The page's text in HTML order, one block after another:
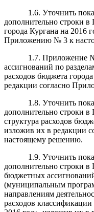
1.6. Уточнить
дополнительно строки
города Кургана на 2016
Приложению № 3 к
1.7. Приложение
ассигнований по
расходов бюджета
редакции согласно
1.8. Уточнить
дополнительно строки
структура расходов
изложив их в редакции
настоящему решению.
1.9. Уточнить
дополнительно строки
бюджетных
(муниципальным
направлениям
расходов